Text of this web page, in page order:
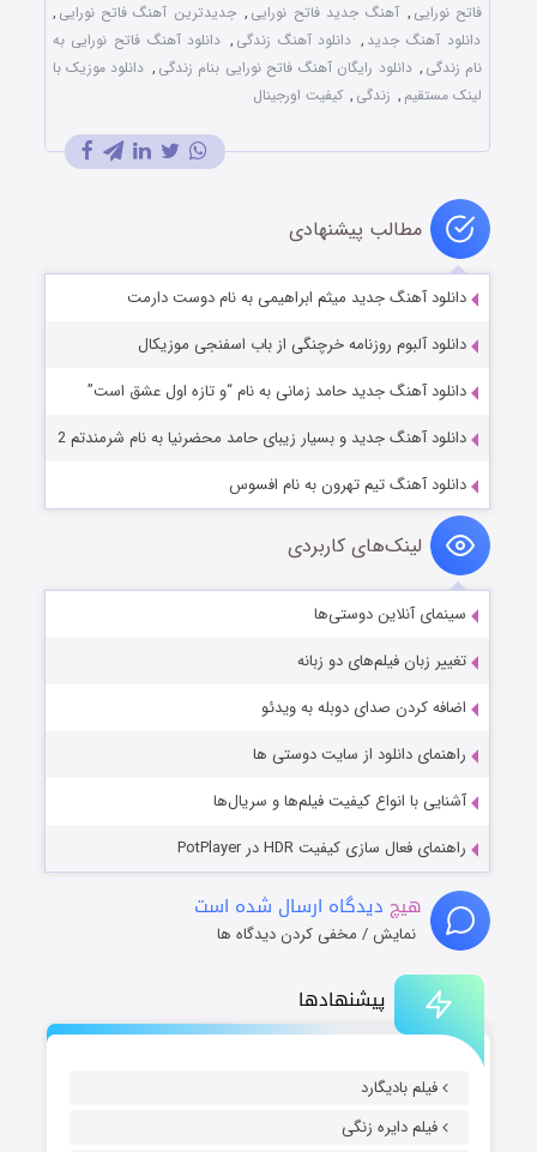
پیشنهادها
فیلم بادیگارد
فیلم دایره زنگی
فاتح نورایی , آهنگ جدید فاتح نورایی , جدیدترین آهنگ فاتح نورایی ,
دانلود آهنگ جدید , دانلود آهنگ زندگی , دانلود آهنگ فاتح نورایی به
نام زندگی , دانلود رایگان آهنگ فاتح نورایی بنام زندگی , دانلود موزیک با
لینک مستقیم , زندگی , کیفیت اورجینال
مطالب پیشنهادی
دانلود آهنگ جدید میثم ابراهیمی به نام دوست دارمت
دانلود آلبوم روزنامه خرچنگی از باب اسفنجی موزیکال
دانلود آهنگ جدید حامد زمانی به نام “و تازه اول عشق است”
دانلود آهنگ جدید و بسیار زیبای حامد محضرنیا به نام شرمندتم 2
دانلود آهنگ تیم تهرون به نام افسوس
لینک‌های کاربردی
سینمای آنلاین دوستی‌ها
تغییر زبان فیلم‌های دو زبانه
اضافه کردن صدای دوبله به ویدئو
راهنمای دانلود از سایت دوستی ها
آشنایی با انواع کیفیت فیلم‌ها و سریال‌ها
راهنمای فعال سازی کیفیت HDR در PotPlayer
هیچ دیدگاه ارسال شده است
نمایش / مخفی کردن دیدگاه ها